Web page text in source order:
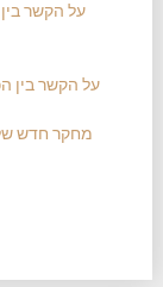
על הקשר
על הקשר בין
מחקר חדש של